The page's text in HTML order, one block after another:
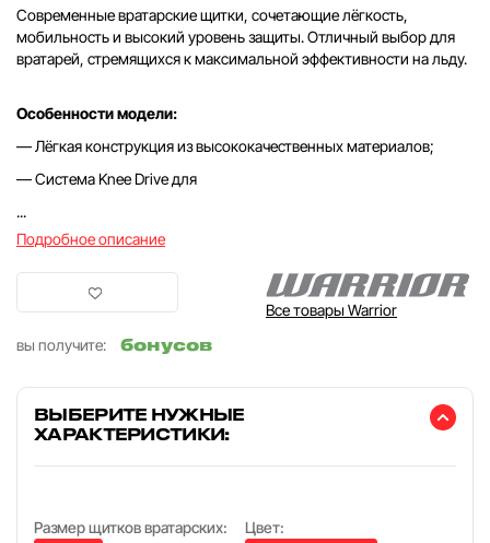
Современные вратарские щитки, сочетающие лёгкость,
мобильность и высокий уровень защиты. Отличный выбор для
вратарей, стремящихся к максимальной эффективности на льду.
Особенности модели:
— Лёгкая конструкция из высококачественных материалов;
— Система Knee Drive для
...
Подробное описание
Все товары Warrior
вы получите:
бонусов
ВЫБЕРИТЕ НУЖНЫЕ
ХАРАКТЕРИСТИКИ:
Размер щитков вратарских: Цвет: